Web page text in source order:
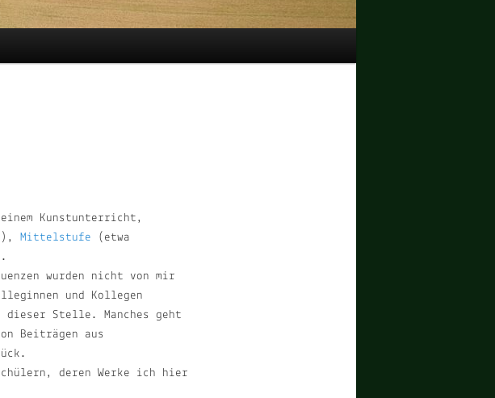
Kunstunterricht,
Mittelstufe (etwa
wurden nicht von mir
und Kollegen
dieser Stelle. Manches geht
Beiträgen aus
deren Werke ich hier